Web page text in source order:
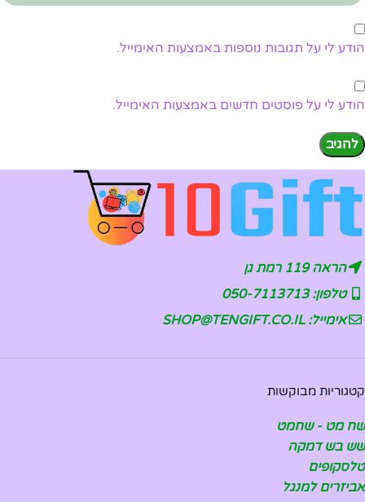
הודע לי על תגובות נוספות באמצעות האימייל.
הודע לי על פוסטים חדשים באמצעות האימייל.
הראה 119 רמת גן
טלפון: 050-7113713
אימייל: SHOP@TENGIFT.CO.IL
קטגוריות מבוקשות
שח מט - שחמט
שש בש דמקה
טלסקופים
אביזרים למנגל